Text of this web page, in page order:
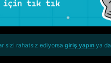
sizi rahatsız ediyorsa giriş yapın ya da